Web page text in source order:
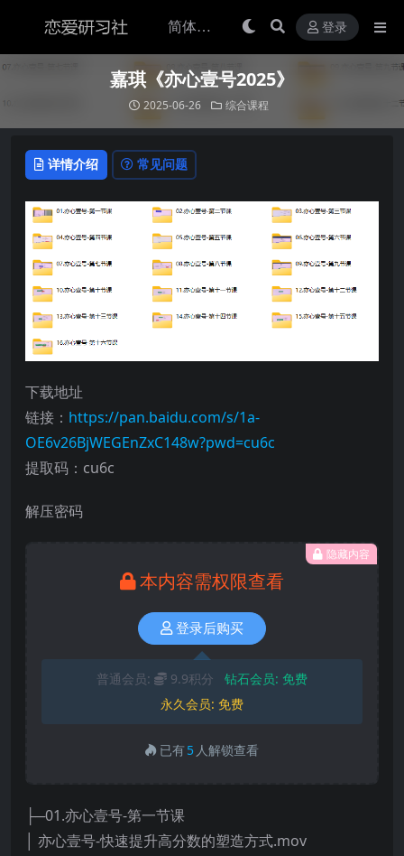
登录
嘉琪《亦心壹号2025》
2025-06-26 综合课程
详情介绍 常见问题
下载地址
链接： https://pan.baidu.com/s/1a-
OE6v26BjWEGEnZxC148w?pwd=cu6c
提取码：cu6c
解压密码
隐藏内容
本内容需权限查看
登录后购买
普通会员: 9.9积分 钻石会员: 免费
永久会员: 免费
已有5 人解锁查看
├─01.亦心壹号-第一节课
│ 亦心壹号-快速提升高分数的塑造方式.mov